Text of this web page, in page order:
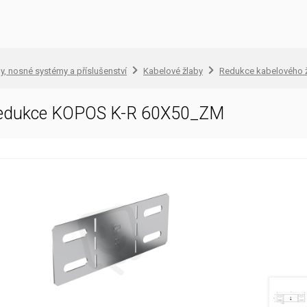
nosné systémy a příslušenství Kabelové žlaby Redukce kabelového
KOPOS K-R 60X50_ZM